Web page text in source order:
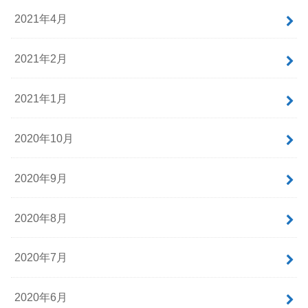
2021年4月
2021年2月
2021年1月
2020年10月
2020年9月
2020年8月
2020年7月
2020年6月